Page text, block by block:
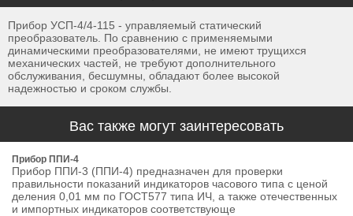
Прибор УСП-4/4-115 - управляемый статический
преобразователь. По сравнению с применяемыми
динамическими преобразователями, не имеют трущихся
механических частей, не требуют дополнительного
обслуживания, бесшумны, обладают более высокой
надежностью и сроком службы.
Вас также могут заинтересовать
Прибор ППИ-4
Прибор ППИ-3 (ППИ-4) предназначен для проверки
правильности показаний индикаторов часового типа с ценой
деления 0,01 мм по ГОСТ577 типа ИЧ, а также отечественных
и импортных индикаторов соответствующе